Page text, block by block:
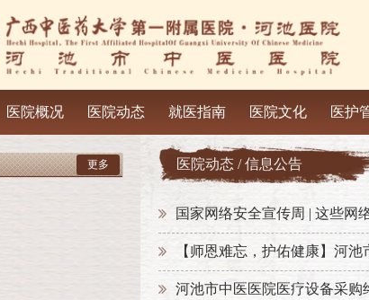
医院概况 医院动态 就医指南 医院文化 医护
更多 医院动态 / 信息公告
国家网络安全宣传周 | 这些网
【师恩难忘，护佑健康】河
河池市中医医院医疗设备采购